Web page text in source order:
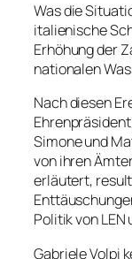
Was die
italienische
Erhöhung der
nationalen
Nach diesen
Simone und
von ihren
erläutert,
Politik von LEN
Gabriele Volpi